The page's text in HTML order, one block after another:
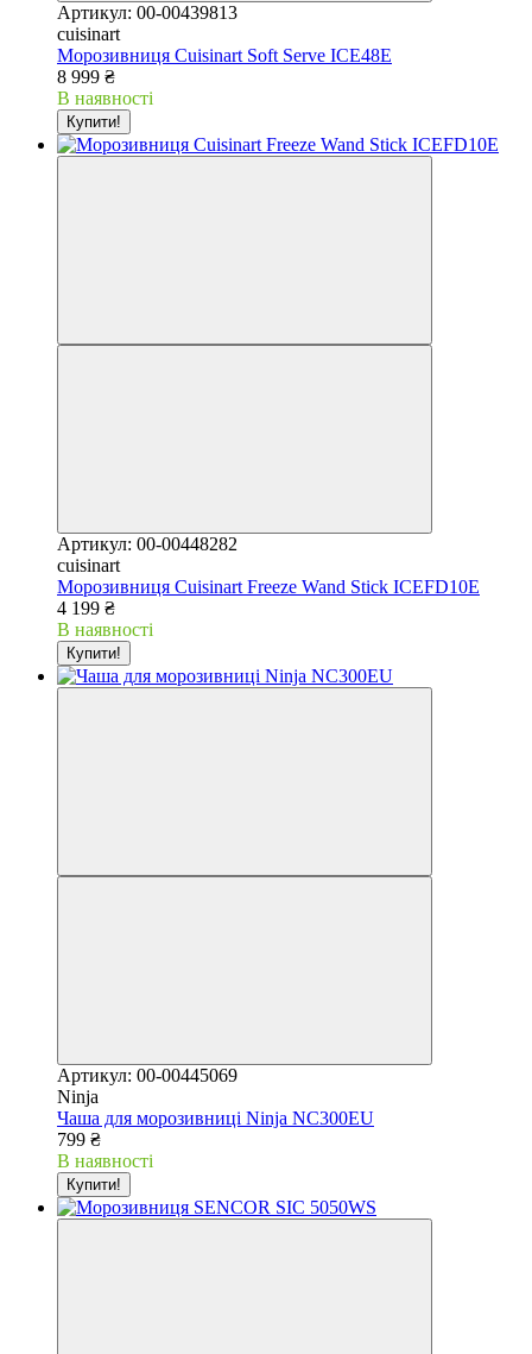
Артикул: 00-00439813
cuisinart
Морозивниця Cuisinart Soft Serve ICE48E
8 999 ₴
В наявності
Купити!
Артикул: 00-00448282
cuisinart
Морозивниця Cuisinart Freeze Wand Stick ICEFD10E
4 199 ₴
В наявності
Купити!
Артикул: 00-00445069
Ninja
Чаша для морозивниці Ninja NC300EU
799 ₴
В наявності
Купити!